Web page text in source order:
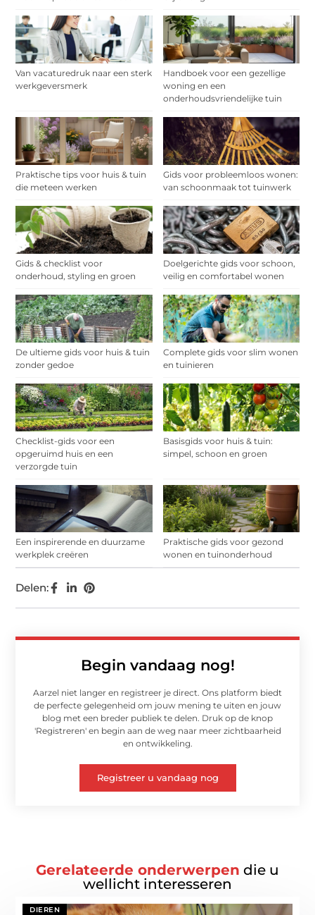
Van vacaturedruk naar een sterk
werkgeversmerk
Handboek voor een gezellige
woning en een
onderhoudsvriendelijke tuin
Praktische tips voor huis & tuin
die meteen werken
Gids voor probleemloos wonen:
van schoonmaak tot tuinwerk
Gids & checklist voor
onderhoud, styling en groen
Doelgerichte gids voor schoon,
veilig en comfortabel wonen
De ultieme gids voor huis & tuin
zonder gedoe
Complete gids voor slim wonen
en tuinieren
Checklist-gids voor een
opgeruimd huis en een
verzorgde tuin
Basisgids voor huis & tuin:
simpel, schoon en groen
Een inspirerende en duurzame
werkplek creëren
Praktische gids voor gezond
wonen en tuinonderhoud
Begin vandaag nog!
Aarzel niet langer en registreer je direct. Ons platform biedt
de perfecte gelegenheid om jouw mening te uiten en jouw
blog met een breder publiek te delen. Druk op de knop
'Registreren' en begin aan de weg naar meer zichtbaarheid
en ontwikkeling.
Registreer u vandaag nog
Delen:
Gerelateerde onderwerpen die u
wellicht interesseren
DIEREN